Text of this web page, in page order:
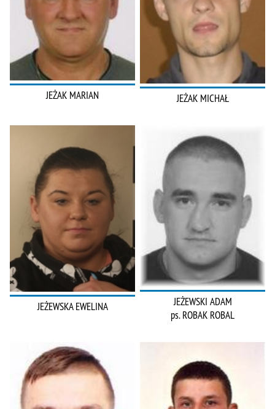
JEŻAK MARIAN JEŻAK MICHAŁ
JEŻEWSKA EWELINA
JEŻEWSKI ADAM
ps. ROBAK ROBAL